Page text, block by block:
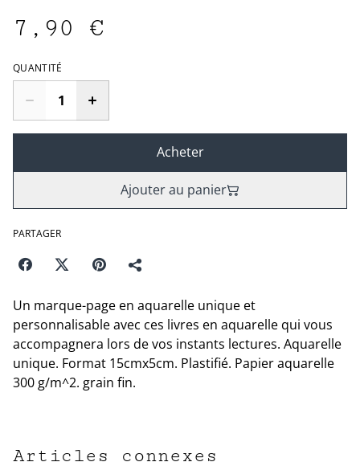
7,90 €
QUANTITÉ
Acheter
Ajouter au panier
PARTAGER
Un marque-page en aquarelle unique et
personnalisable avec ces livres en aquarelle qui vous
accompagnera lors de vos instants lectures. Aquarelle
unique. Format 15cmx5cm. Plastifié. Papier aquarelle
300 g/m^2. grain fin.
Articles connexes